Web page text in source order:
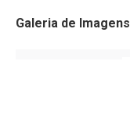
Galeria de Imagens